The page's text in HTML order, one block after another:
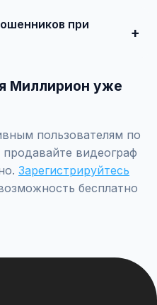
при
Миллирион уже
пользователям по
видеограф
Зарегистрируйтесь
бесплатно